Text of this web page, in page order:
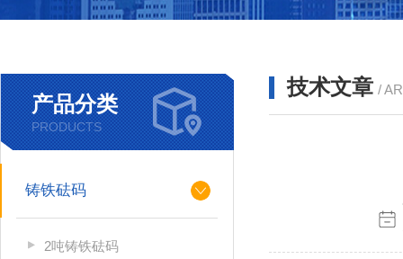
产品分类
PRODUCTS
铸铁砝码
2吨铸铁砝码
技术文章 /